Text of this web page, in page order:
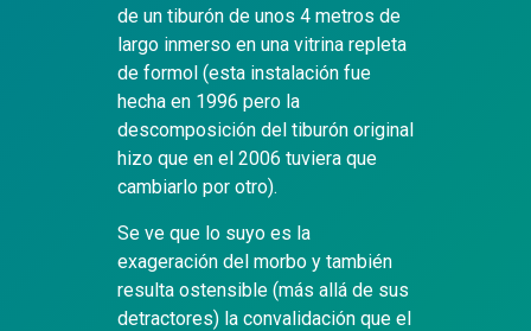
de un tiburón de unos 4 metros de
largo inmerso en una vitrina repleta
de formol (esta instalación fue
hecha en 1996 pero la
descomposición del tiburón original
hizo que en el 2006 tuviera que
cambiarlo por otro).
Se ve que lo suyo es la
exageración del morbo y también
resulta ostensible (más allá de sus
detractores) la convalidación que el